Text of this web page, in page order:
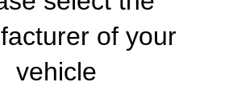
of your
vehicle